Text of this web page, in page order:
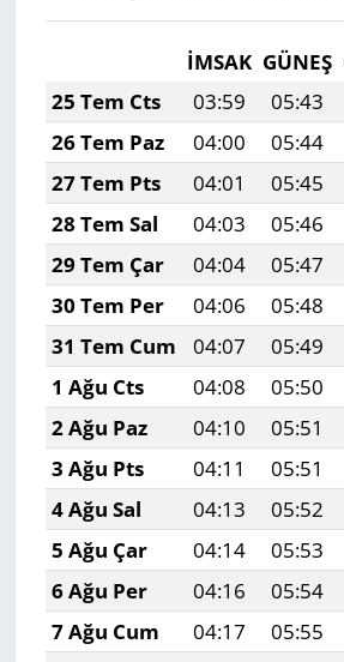
İMSAK GÜNEŞ
25 Tem Cts
03:59 05:43
26 Tem Paz
04:00 05:44
27 Tem Pts
04:01 05:45
28 Tem Sal
04:03 05:46
29 Tem Çar
04:04 05:47
30 Tem Per
04:06 05:48
31 Tem Cum
04:07 05:49
1 Ağu Cts
04:08 05:50
2 Ağu Paz
04:10 05:51
3 Ağu Pts
04:11 05:51
4 Ağu Sal
04:13 05:52
5 Ağu Çar
04:14 05:53
6 Ağu Per
04:16 05:54
7 Ağu Cum
04:17 05:55